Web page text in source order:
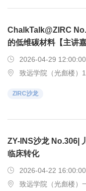
ChalkTalk@ZIRC
的低维碳材料【主讲
2026-04-29 12:00:00
致远学院（光彪楼）
ZIRC沙龙
ZY-INS沙龙 No.306|
临床转化
2026-04-22 16:00:00
致远学院（光彪楼）